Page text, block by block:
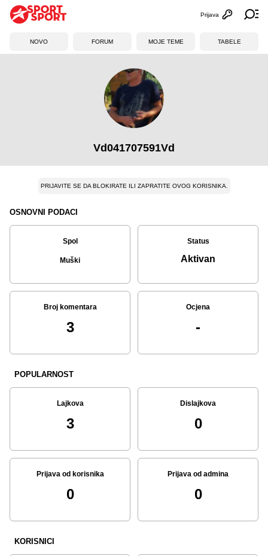
Otvori
Prijava
NOVO FORUM MOJE TEME TABELE
Vd041707591Vd
PRIJAVITE SE DA BLOKIRATE ILI ZAPRATITE OVOG KORISNIKA.
OSNOVNI PODACI
Spol
Muški
Status
Aktivan
Broj komentara
3
Ocjena
-
POPULARNOST
Lajkova
3
Dislajkova
0
Prijava od korisnika
0
Prijava od admina
0
KORISNICI